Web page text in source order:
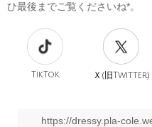
ひ最後までご覧くださいね*。
TikTok Ｘ(旧Twitter)
https://dressy.pla-